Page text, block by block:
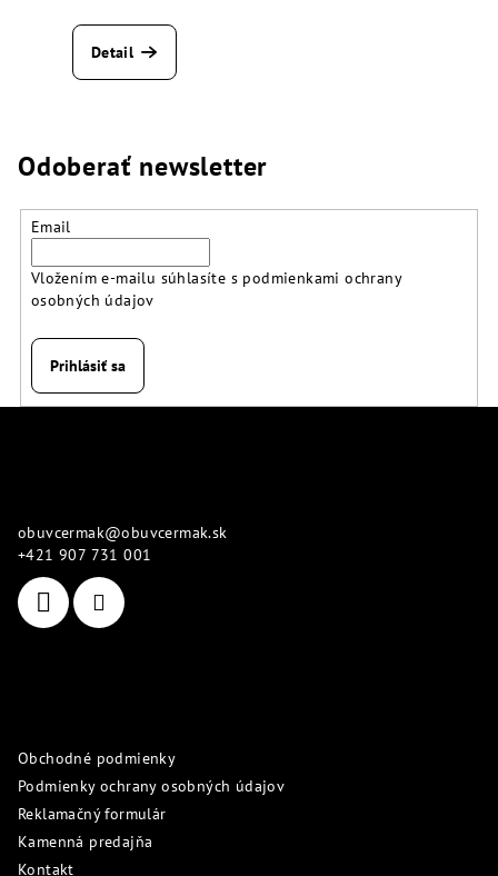
Detail
Odoberať newsletter
Email
Vložením e-mailu súhlasíte s podmienkami ochrany
osobných údajov
Prihlásiť sa
obuvcermak@obuvcermak.sk
+421 907 731 001
Obchodné podmienky
Podmienky ochrany osobných údajov
Reklamačný formulár
Kamenná predajňa
Kontakt